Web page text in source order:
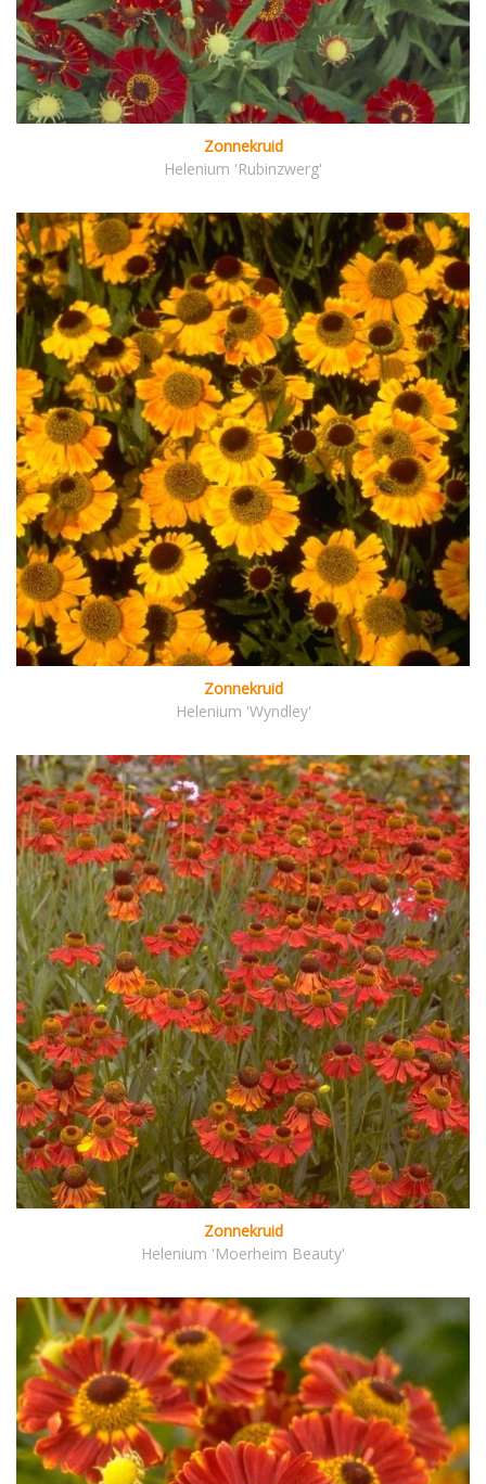
Zonnekruid
Helenium 'Rubinzwerg'
Zonnekruid
Helenium 'Wyndley'
Zonnekruid
Helenium 'Moerheim Beauty'